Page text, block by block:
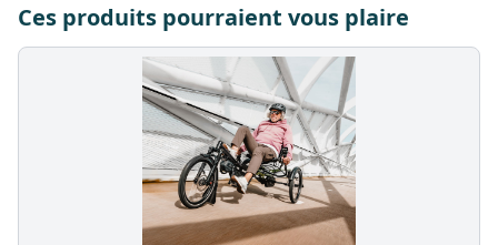
Ces produits pourraient vous plaire